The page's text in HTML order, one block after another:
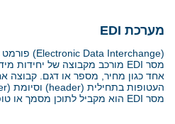
מערכת EDI
(Electronic Data Interchange) פורמט
מסר EDI מורכב מקבוצה של יחידות
אחד כגון מחיר, מספר או דגם. קבוצה
העטופות בתחילית (header) וסיומת
מסר EDI הוא מקביל לתוכן מסמך או